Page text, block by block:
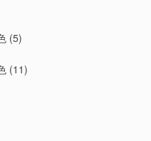
(5)
(11)